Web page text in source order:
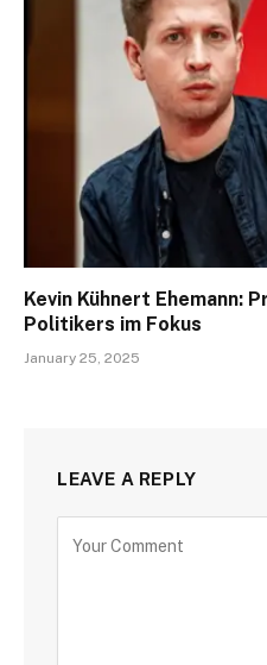
Kevin Kühnert Ehemann:
Politikers im Fokus
January 25, 2025
LEAVE A REPLY